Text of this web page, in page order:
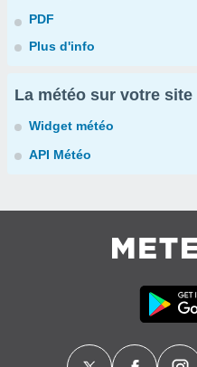
PDF
Plus d'info
La météo sur votre site
Widget météo
API Météo